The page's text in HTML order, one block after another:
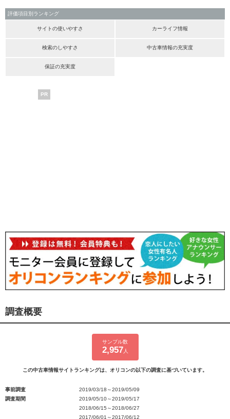
評価項目別ランキング
サイトの使いやすさ カーライフ情報
検索のしやすさ 中古車情報の充実度
保証の充実度
PR
調査概要
サンプル数
2,957 人
この中古車情報サイトランキングは、オリコンの以下の調査に基づいています。
事前調査
2019/03/18～2019/05/09
調査期間
2019/05/10～2019/05/17
2018/06/15～2018/06/27
2017/06/01～2017/06/12